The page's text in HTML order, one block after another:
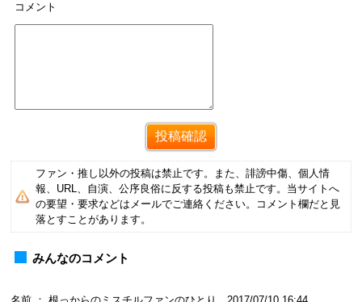
コメント
ファン・推し以外の投稿は禁止です。また、誹謗中傷、個人情
報、URL、自演、公序良俗に反する投稿も禁止です。当サイトへ
の要望・要求などはメールでご連絡ください。コメント欄だと見
落とすことがあります。
みんなのコメント